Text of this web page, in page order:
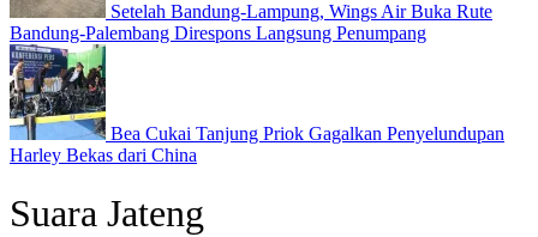
Setelah Bandung-Lampung, Wings Air Buka Rute
Bandung-Palembang Direspons Langsung Penumpang
Bea Cukai Tanjung Priok Gagalkan Penyelundupan
Harley Bekas dari China
Suara Jateng